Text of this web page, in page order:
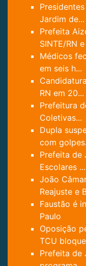
Jardim de...
Prefeita
SINTE/RN e
Médicos
em seis h...
RN em 20...
Prefeitura
Coletivas...
Dupla
com
Prefeita de
Escolares ...
João
Reajuste e
Faustão é
Paulo
Oposição
TCU
Prefeita de